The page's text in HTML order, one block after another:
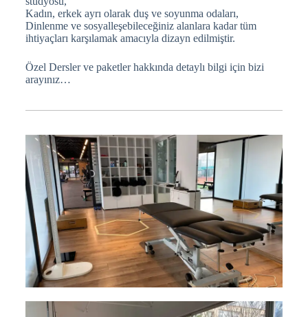
Kadın, erkek ayrı olarak duş ve soyunma odaları,
Dinlenme ve sosyalleşebileceğiniz alanlara kadar tüm
ihtiyaçları karşılamak amacıyla dizayn edilmiştir.
Özel Dersler ve paketler hakkında detaylı bilgi için bizi
arayınız…